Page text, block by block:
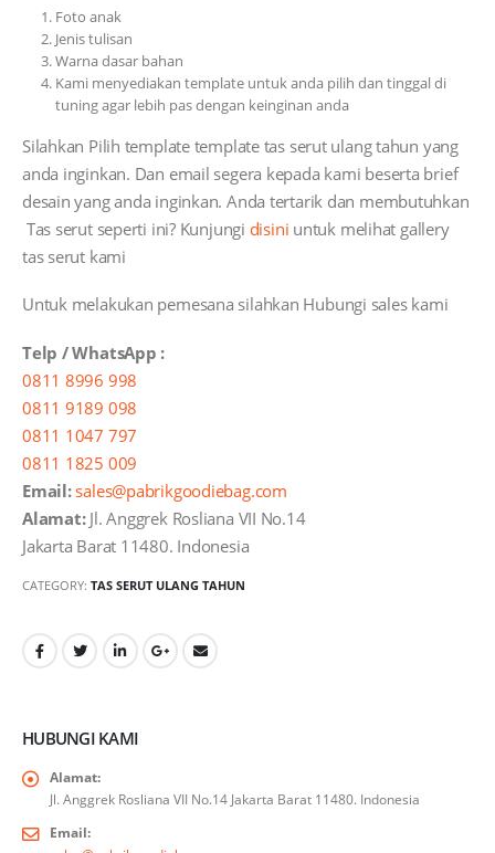
Foto anak
Jenis tulisan
Warna dasar bahan
Kami menyediakan template untuk anda pilih dan tinggal di
tuning agar lebih pas dengan keinginan anda
Silahkan Pilih template template tas serut ulang tahun yang
anda inginkan. Dan email segera kepada kami beserta brief
desain yang anda inginkan. Anda tertarik dan membutuhkan
Tas serut seperti ini? Kunjungi disini untuk melihat gallery
tas serut kami
Untuk melakukan pemesana silahkan Hubungi sales kami
Telp / WhatsApp :
0811 8996 998
0811 9189 098
0811 1047 797
0811 1825 009
Email: sales@pabrikgoodiebag.com
Alamat:Jl. Anggrek Rosliana VII No.14
Jakarta Barat 11480. Indonesia
CATEGORY: TAS SERUT ULANG TAHUN
HUBUNGI KAMI
Alamat:
Jl. Anggrek Rosliana VII No.14 Jakarta Barat 11480. Indonesia
Email: